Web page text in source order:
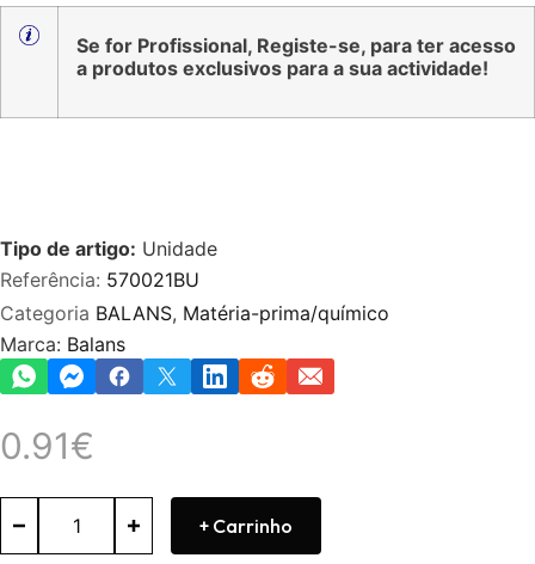
Se for Profissional, Registe-se, para ter acesso
a produtos exclusivos para a sua actividade!
Tipo de artigo: Unidade
Referência: 570021BU
Categoria BALANS, Matéria-prima/químico
Marca: Balans
0.91€
+ Carrinho